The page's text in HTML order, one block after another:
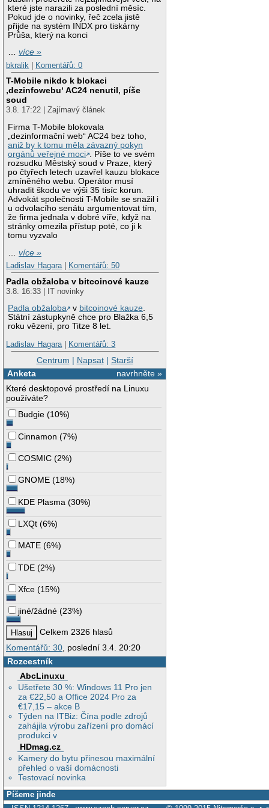
které jste narazili za poslední měsíc.
Pokud jde o novinky, řeč zcela jistě
přijde na systém INDX pro tiskárny
Průša, který na konci
…více »
bkralik | Komentářů: 0
T-Mobile nikdo k blokaci
‚dezinfowebu‘ AC24 nenutil, píše
soud
3.8. 17:22 | Zajímavý článek
Firma T-Mobile blokovala
„dezinformační web“ AC24 bez toho,
aniž by k tomu měla závazný pokyn
orgánů veřejné moci
. Píše to ve svém
rozsudku Městský soud v Praze, který
po čtyřech letech uzavřel kauzu blokace
zmíněného webu. Operátor musí
uhradit škodu ve výši 35 tisíc korun.
Advokát společnosti T-Mobile se snažil i
u odvolacího senátu argumentovat tím,
že firma jednala v dobré víře, když na
stránky omezila přístup poté, co ji k
tomu vyzvalo
…více »
Ladislav Hagara| Komentářů: 50
Padla obžaloba v bitcoinové kauze
3.8. 16:33 | IT novinky
Padla obžaloba
v bitcoinové kauze.
Státní zástupkyně chce pro Blažka 6,5
roku vězení, pro Titze 8 let.
Ladislav Hagara| Komentářů: 3
Centrum | Napsat| Starší
navrhněte »
Anketa
Které desktopové prostředí na Linuxu
používáte?
Budgie (10%)
Cinnamon (7%)
COSMIC (2%)
GNOME (18%)
KDE Plasma (30%)
LXQt (6%)
MATE (6%)
TDE (2%)
Xfce (15%)
jiné/žádné (23%)
Celkem 2326 hlasů
Komentářů: 30 , poslední 3.4. 20:20
Rozcestník
AbcLinuxu
Ušetřete 30 %: Windows 11 Pro jen
za €22,50 a Office 2024 Pro za
€17,15 – akce B
Týden na ITBiz: Čína podle zdrojů
zahájila výrobu zařízení pro domácí
produkci v
HDmag.cz
Kamery do bytu přinesou maximální
přehled o vaší domácnosti
Testovací novinka
Píšeme jinde